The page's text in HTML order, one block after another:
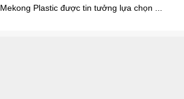
Mekong Plastic được tin tưởng lựa chọn ...